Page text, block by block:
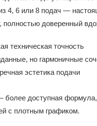
4, 6 или 8 подач —
полностью доверенный
техническая точность
но гармоничные
эстетика подачи
более доступная
с плотным графиком.